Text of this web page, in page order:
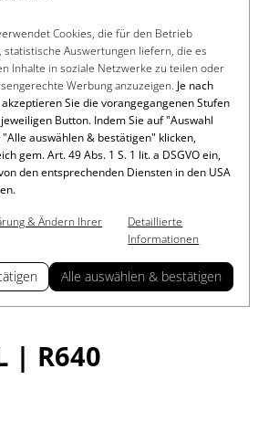
Cookies, die für den Betrieb
Auswertungen liefern, die es
Inhalte in soziale Netzwerke zu teilen oder
Werbung anzuzeigen. Je nach
Sie die vorangegangenen Stufen
Button. Indem Sie auf "Auswahl
auswählen & bestätigen" klicken,
gem. Art. 49 Abs. 1 S. 1 lit. a DSGVO ein,
den entsprechenden Diensten in den USA
& Ändern Ihrer
Detaillierte
Informationen
Alle auswählen & bestätigen
| R640